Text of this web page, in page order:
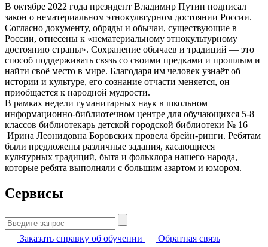
В октябре 2022 года президент Владимир Путин подписал
закон о нематериальном этнокультурном достоянии России.
Согласно документу, обряды и обычаи, существующие в
России, отнесены к «нематериальному этнокультурному
достоянию страны». Сохранение обычаев и традиций — это
способ поддерживать связь со своими предками и прошлым и
найти своё место в мире. Благодаря им человек узнаёт об
истории и культуре, его сознание отчасти меняется, он
приобщается к народной мудрости.
В рамках недели гуманитарных наук в школьном
информационно-библиотечном центре для обучающихся 5-8
классов библиотекарь детской городской библиотеки № 16
Ирина Леонидовна Боровских провела брейн-ринги. Ребятам
были предложены различные задания, касающиеся
культурных традиций, быта и фольклора нашего народа,
которые ребята выполняли с большим азартом и юмором.
Сервисы
Найти:
Заказать справку об обучении
Обратная связь